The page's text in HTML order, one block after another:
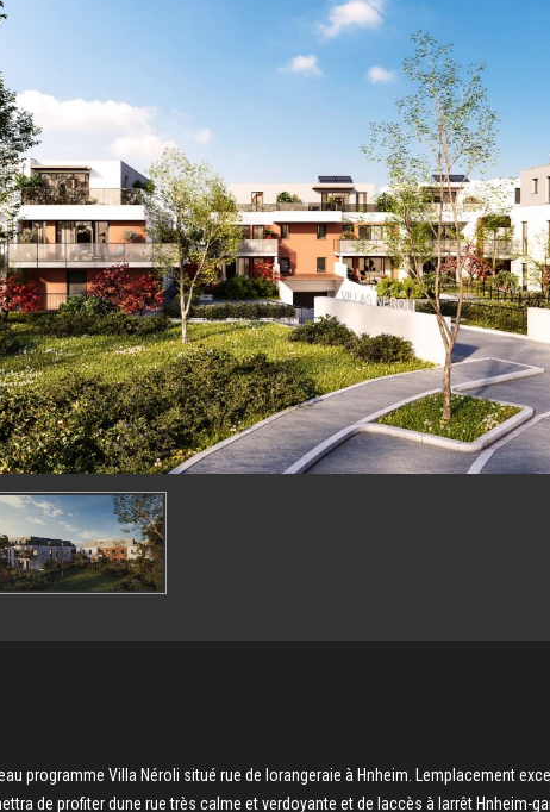
programme Villa Néroli situé rue de lorangeraie à Hnheim. Lemplacement
de profiter dune rue très calme et verdoyante et de laccès à larrêt Hnheim-